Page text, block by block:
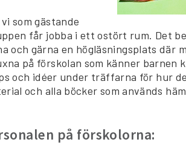
som gästande
får jobba i ett ostört rum. Det
och gärna en högläsningsplats där
på förskolan som känner barnen
och idéer under träffarna för hur
och alla böcker som används
på förskolorna: